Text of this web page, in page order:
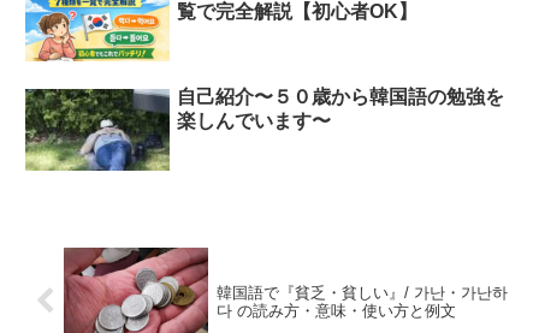
覧で完全解説【初心者OK】
自己紹介〜５０歳から韓国語の勉強を
楽しんでいます〜
韓国語で『貧乏・貧しい』/ 가난・가난하
다 の読み方・意味・使い方と例文